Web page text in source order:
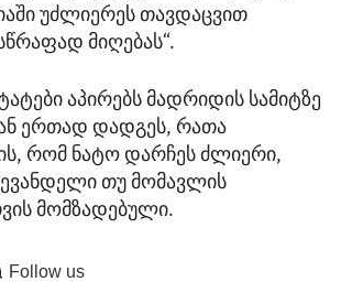
უძლიერეს თავდაცვით
მიღებას“.
აპირებს მადრიდის სამიტზე
ერთად დადგეს, რათა
რომ ნატო დარჩეს ძლიერი,
თუ მომავლის
მომზადებული.
Follow us